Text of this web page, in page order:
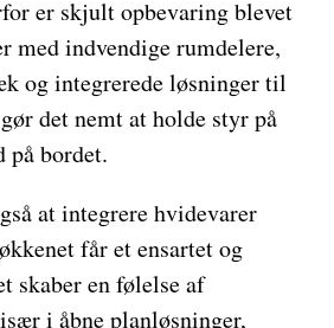
er skjult opbevaring blevet
med indvendige rumdelere,
og integrerede løsninger til
det nemt at holde styr på
på bordet.
at integrere hvidevarer
får et ensartet og
skaber en følelse af
i åbne planløsninger,